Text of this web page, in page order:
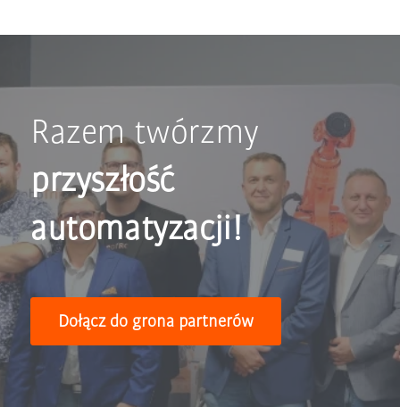
Razem twórzmy
przyszłość
automatyzacji!
Dołącz do grona partnerów